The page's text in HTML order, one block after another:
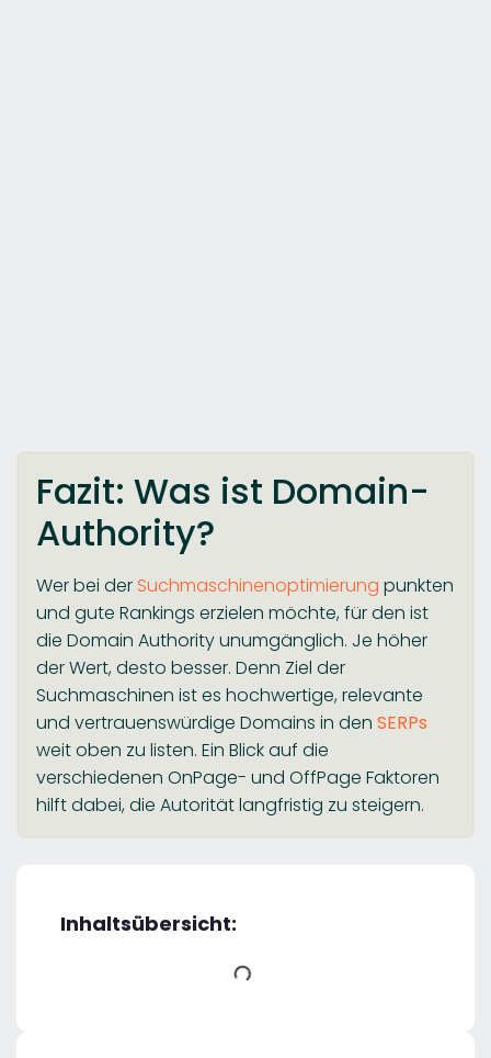
Fazit: Was ist Domain-
Authority?
Wer bei der Suchmaschinenoptimierung punkten
und gute Rankings erzielen möchte, für den ist
die Domain Authority unumgänglich. Je höher
der Wert, desto besser. Denn Ziel der
Suchmaschinen ist es hochwertige, relevante
und vertrauenswürdige Domains in den SERPs
weit oben zu listen. Ein Blick auf die
verschiedenen OnPage- und OffPage Faktoren
hilft dabei, die Autorität langfristig zu steigern.
Inhaltsübersicht: